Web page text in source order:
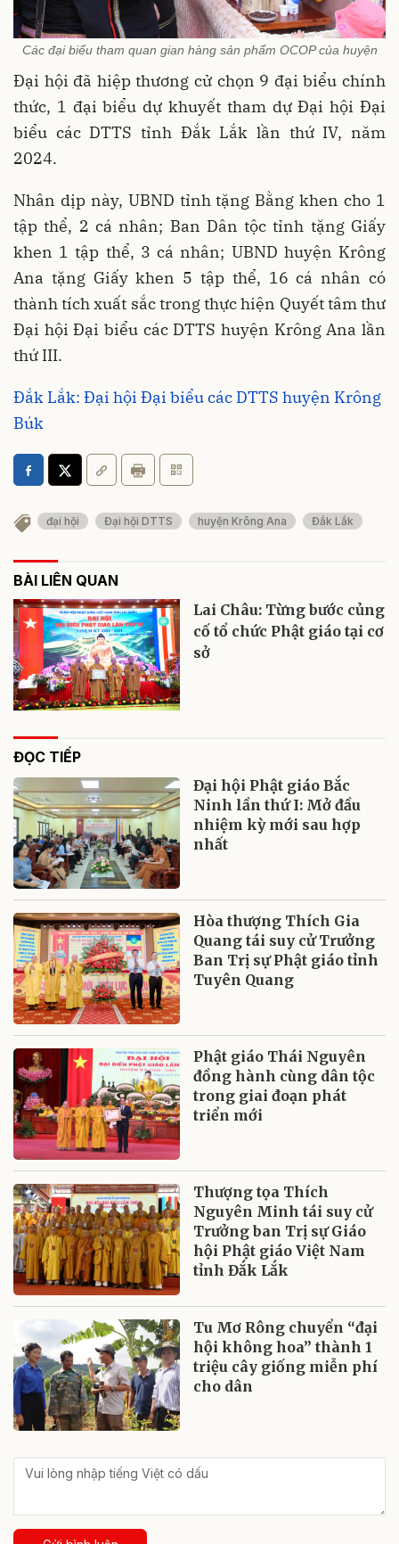
Các đại biểu tham quan gian hàng sản phẩm OCOP của huyện
Đại hội đã hiệp thương cử chọn 9 đại biểu chính
thức, 1 đại biểu dự khuyết tham dự Đại hội Đại
biểu các DTTS tỉnh Đắk Lắk lần thứ IV, năm
2024.
Nhân dịp này, UBND tỉnh tặng Bằng khen cho 1
tập thể, 2 cá nhân; Ban Dân tộc tỉnh tặng Giấy
khen 1 tập thể, 3 cá nhân; UBND huyện Krông
Ana tặng Giấy khen 5 tập thể, 16 cá nhân có
thành tích xuất sắc trong thực hiện Quyết tâm thư
Đại hội Đại biểu các DTTS huyện Krông Ana lần
thứ III.
Đắk Lắk: Đại hội Đại biểu các DTTS huyện Krông
Búk
đại hội Đại hội DTTS huyện Krông Ana Đắk Lắk
BÀI LIÊN QUAN
Lai Châu: Từng bước củng
cố tổ chức Phật giáo tại cơ
sở
ĐỌC TIẾP
Đại hội Phật giáo Bắc
Ninh lần thứ I: Mở đầu
nhiệm kỳ mới sau hợp
nhất
Hòa thượng Thích Gia
Quang tái suy cử Trưởng
Ban Trị sự Phật giáo tỉnh
Tuyên Quang
Phật giáo Thái Nguyên
đồng hành cùng dân tộc
trong giai đoạn phát
triển mới
Thượng tọa Thích
Nguyên Minh tái suy cử
Trưởng ban Trị sự Giáo
hội Phật giáo Việt Nam
tỉnh Đắk Lắk
Tu Mơ Rông chuyển “đại
hội không hoa” thành 1
triệu cây giống miễn phí
cho dân